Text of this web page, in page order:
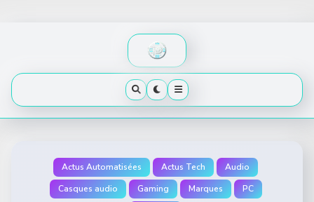
Actus Automatisées Actus Tech
Audio
Casques audio
Gaming Marques
PC